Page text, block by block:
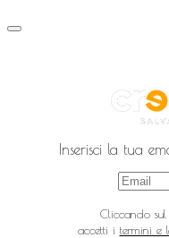
Inserisci la tua
Cliccando
accetti i termini e